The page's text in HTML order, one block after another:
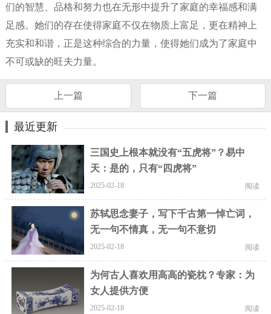
们的智慧、品格和努力也在无形中提升了家庭的幸福感和满
足感。她们的存在使得家庭不仅在物质上富足，更在精神上
充实和和谐，正是这种综合的力量，使得她们成为了家庭中
不可或缺的旺夫力量。
上一篇 下一篇
最近更新
三国史上根本就没有“五虎将”？易中
天：是的，只有“四虎将”
2025-02-18 阅读
苏轼思念妻子，写下千古第一悼亡词，
无一句不情真，无一句不意切
2025-02-18 阅读
为何古人喜欢用高高的瓷枕？专家：为
女人提供方便
2025-02-18 阅读